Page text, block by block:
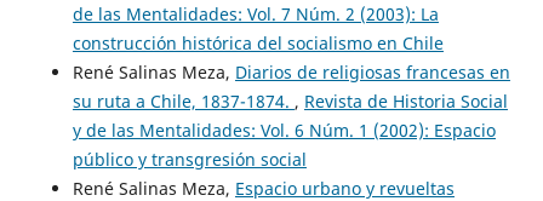
de las Mentalidades: Vol. 7 Núm. 2 (2003): La
construcción histórica del socialismo en Chile
René Salinas Meza, Diarios de religiosas francesas en
su ruta a Chile, 1837-1874. , Revista de Historia Social
y de las Mentalidades: Vol. 6 Núm. 1 (2002): Espacio
público y transgresión social
René Salinas Meza, Espacio urbano y revueltas